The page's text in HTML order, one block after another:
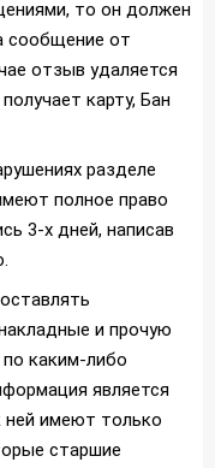
то он должен
сообщение от
отзыв удаляется
карту, Бан
разделе
полное право
3-х дней, написав
и прочую
каким-либо
является
ней имеют только
старшие